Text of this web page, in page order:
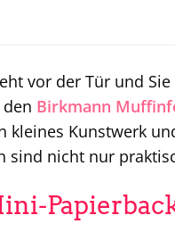
vor der Tür und
den Birkmann
Kunstwerk
sind nicht nur